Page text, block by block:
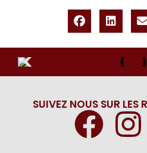
SUIVEZ NOUS SUR LES